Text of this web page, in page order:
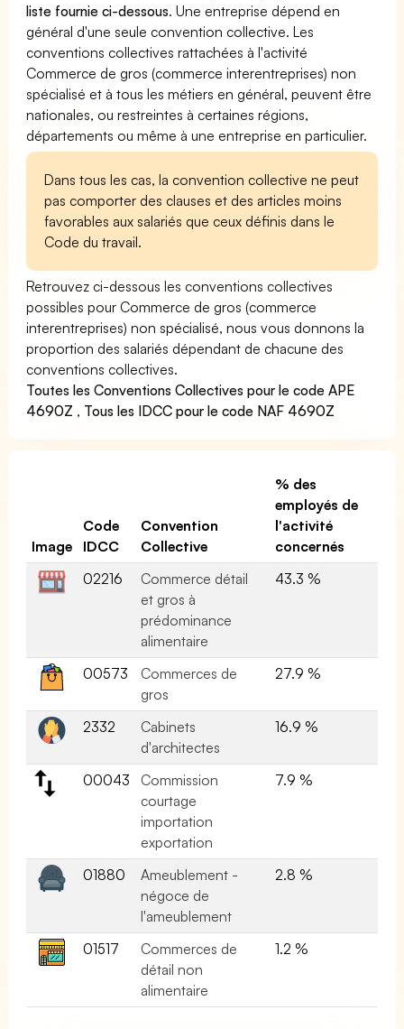
liste fournie ci-dessous. Une entreprise dépend en
général d'une seule convention collective. Les
conventions collectives rattachées à l'activité
Commerce de gros (commerce interentreprises) non
spécialisé et à tous les métiers en général, peuvent être
nationales, ou restreintes à certaines régions,
départements ou même à une entreprise en particulier.
Dans tous les cas, la convention collective ne peut
pas comporter des clauses et des articles moins
favorables aux salariés que ceux définis dans le
Code du travail.
Retrouvez ci-dessous les conventions collectives
possibles pour Commerce de gros (commerce
interentreprises) non spécialisé, nous vous donnons la
proportion des salariés dépendant de chacune des
conventions collectives.
Toutes les Conventions Collectives pour le code APE
4690Z , Tous les IDCC pour le code NAF 4690Z
Image
Code
IDCC
Convention
Collective
% des
employés de
l'activité
concernés
02216
Commerce détail
et gros à
prédominance
alimentaire
43.3 %
00573
Commerces de
gros
27.9 %
2332
Cabinets
d'architectes
16.9 %
00043
Commission
courtage
importation
exportation
7.9 %
01880
Ameublement -
négoce de
l'ameublement
2.8 %
01517
Commerces de
détail non
alimentaire
1.2 %